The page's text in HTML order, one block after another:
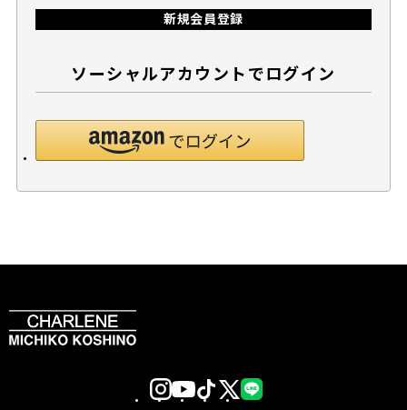
新規会員登録
ソーシャルアカウントでログイン